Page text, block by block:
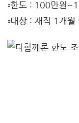
▫️한도 : 100만원~1
▫️대상 : 재직 1개월